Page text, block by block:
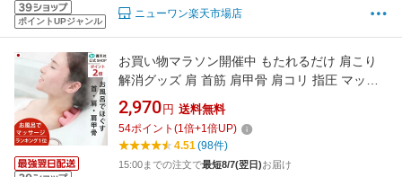
ポイントUPジャンル
ニューワン楽天市場店
お買い物マラソン開催中 もたれるだけ 肩こり
解消グッズ 肩 首筋 肩甲骨 肩コリ 指圧 マッサ
ージ かたこり 首コリ 人気 首こり 女性 お風呂
マッサージ 満天社 マッサージ器 ネックマッサ
ージャー 首 肩 実用的
2,970 円 送料無料
54ポイント (1倍+1倍UP)
4.51(98件)
15:00までの注文で最短8/7(翌日)お届け